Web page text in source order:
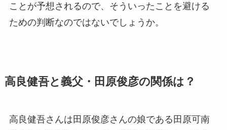
ことが予想されるので、そういったことを避ける
ための判断なのではないでしょうか。
高良健吾と義父・田原俊彦の関係は？
高良健吾さんは田原俊彦さんの娘である田原可南